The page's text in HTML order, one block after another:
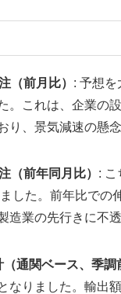
（前月比） : 予想を
。これは、企業の
り、景気減速の懸
（前年同月比） : こ
した。前年比での
造業の先行きに不
通関ベース、季調
なりました。輸出